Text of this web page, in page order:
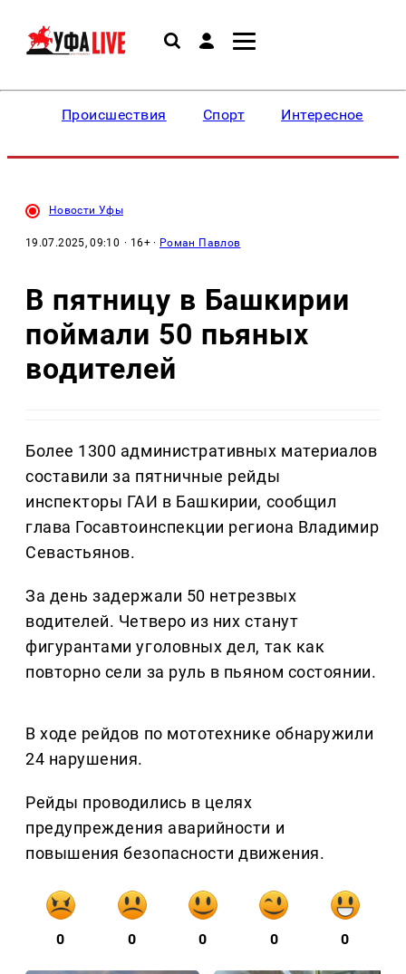
Происшествия Спорт Интересное
Новости Уфы
19.07.2025, 09:10 · 16+ · Роман Павлов
В пятницу в Башкирии
поймали 50 пьяных
водителей
Более 1300 административных материалов
составили за пятничные рейды
инспекторы ГАИ в Башкирии, сообщил
глава Госавтоинспекции региона Владимир
Севастьянов.
За день задержали 50 нетрезвых
водителей. Четверо из них станут
фигурантами уголовных дел, так как
повторно сели за руль в пьяном состоянии.
В ходе рейдов по мототехнике обнаружили
24 нарушения.
Рейды проводились в целях
предупреждения аварийности и
повышения безопасности движения.
0 0 0 0 0